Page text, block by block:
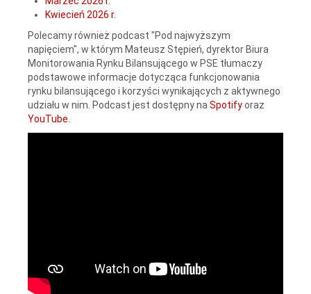
Kwiecień 2026 r.
Polecamy również podcast "Pod najwyższym
napięciem", w którym Mateusz Stępień, dyrektor Biura
Monitorowania Rynku Bilansującego w PSE tłumaczy
podstawowe informacje dotycząca funkcjonowania
rynku bilansującego i korzyści wynikających z aktywnego
udziału w nim. Podcast jest dostępny na Spotifyoraz
YouTube